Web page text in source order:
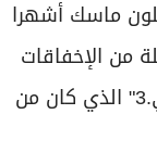
ثوانٍ من ‌موعد
العد التنازلي
والضغط.
في